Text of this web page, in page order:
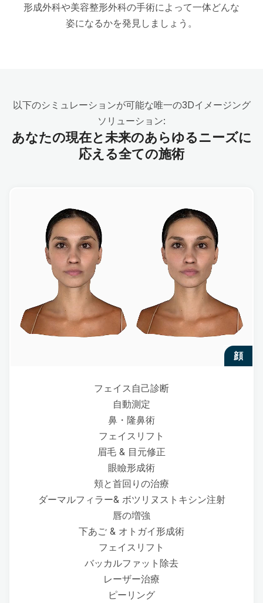
形成外科や美容整形外科の手術によって一体どんな
姿になるかを発見しましょう。
以下のシミュレーションが可能な唯一の3Dイメージング
ソリューション:
あなたの現在と未来のあらゆるニーズに
応える全ての施術
顔
フェイス自己診断
自動測定
鼻・隆鼻術
フェイスリフト
眉毛 & 目元修正
眼瞼形成術
頬と首回りの治療
ダーマルフィラー& ボツリヌストキシン注射
唇の増強
下あご & オトガイ形成術
フェイスリフト
バッカルファット除去
レーザー治療
ピーリング